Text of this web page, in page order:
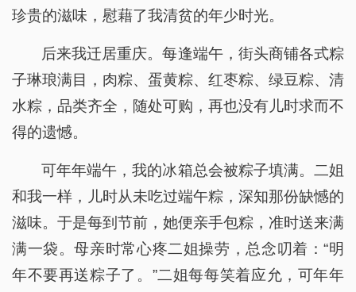
珍贵的滋味，慰藉了我清贫的年少时光。
后来我迁居重庆。每逢端午，街头商铺各式粽
子琳琅满目，肉粽、蛋黄粽、红枣粽、绿豆粽、清
水粽，品类齐全，随处可购，再也没有儿时求而不
得的遗憾。
可年年端午，我的冰箱总会被粽子填满。二姐
和我一样，儿时从未吃过端午粽，深知那份缺憾的
滋味。于是每到节前，她便亲手包粽，准时送来满
满一袋。母亲时常心疼二姐操劳，总念叨着：“明
年不要再送粽子了。”二姐每每笑着应允，可年年